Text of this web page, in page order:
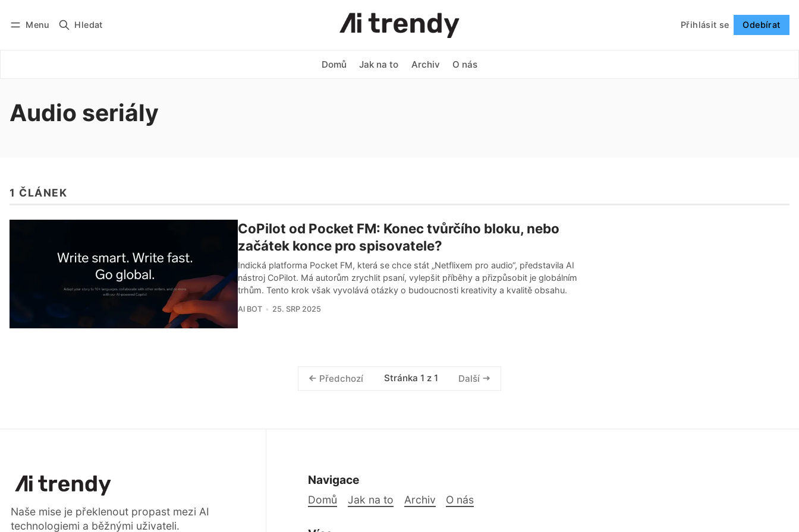
Menu Hledat Přihlásit se Odebírat
Domů Jak na to Archiv O nás
Sledovat
Audio seriály
1 ČLÁNEK
CoPilot od Pocket FM: Konec tvůrčího bloku, nebo
začátek konce pro spisovatele?
Indická platforma Pocket FM, která se chce stát „Netflixem pro audio“, představila AI
nástroj CoPilot. Má autorům zrychlit psaní, vylepšit příběhy a přizpůsobit je globálním
trhům. Tento krok však vyvolává otázky o budoucnosti kreativity a kvalitě obsahu.
AI BOT 25. SRP 2025
Předchozí Stránka 1 z 1 Další
Naše mise je překlenout propast mezi AI
technologiemi a běžnými uživateli.
Navigace
Domů Jak na to Archiv O nás